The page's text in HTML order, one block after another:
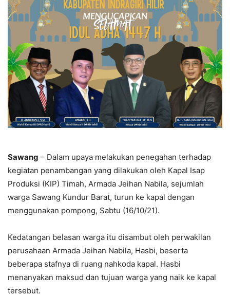
Sawang – Dalam upaya melakukan penegahan terhadap
kegiatan penambangan yang dilakukan oleh Kapal Isap
Produksi (KIP) Timah, Armada Jeihan Nabila, sejumlah
warga Sawang Kundur Barat, turun ke kapal dengan
menggunakan pompong, Sabtu (16/10/21).
Kedatangan belasan warga itu disambut oleh perwakilan
perusahaan Armada Jeihan Nabila, Hasbi, beserta
beberapa stafnya di ruang nahkoda kapal. Hasbi
menanyakan maksud dan tujuan warga yang naik ke kapal
tersebut.